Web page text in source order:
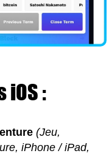
:
(Jeu,
iPhone / iPad,